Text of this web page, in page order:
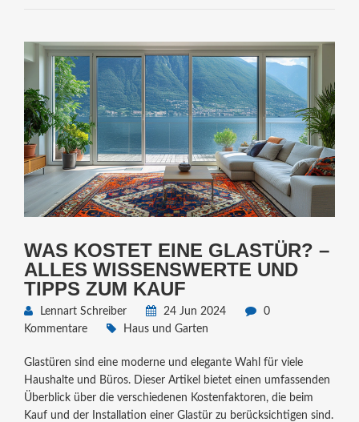
WAS KOSTET EINE GLASTÜR? –
ALLES WISSENSWERTE UND
TIPPS ZUM KAUF
Lennart Schreiber 24 Jun 2024
0
Kommentare
Haus und Garten
Glastüren sind eine moderne und elegante Wahl für viele
Haushalte und Büros. Dieser Artikel bietet einen umfassenden
Überblick über die verschiedenen Kostenfaktoren, die beim
Kauf und der Installation einer Glastür zu berücksichtigen sind.